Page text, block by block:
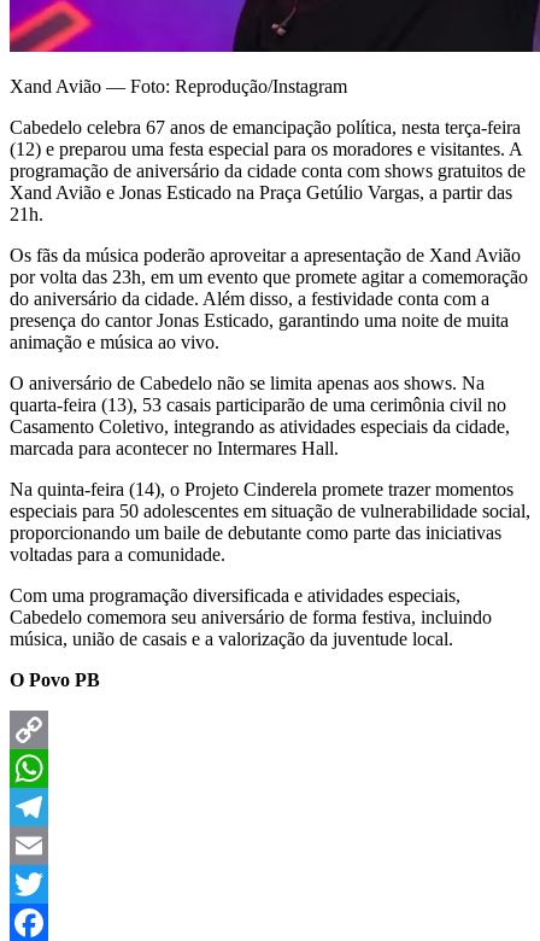
Xand Avião — Foto: Reprodução/Instagram
Cabedelo celebra 67 anos de emancipação política, nesta terça-feira
(12) e preparou uma festa especial para os moradores e visitantes. A
programação de aniversário da cidade conta com shows gratuitos de
Xand Avião e Jonas Esticado na Praça Getúlio Vargas, a partir das
21h.
Os fãs da música poderão aproveitar a apresentação de Xand Avião
por volta das 23h, em um evento que promete agitar a comemoração
do aniversário da cidade. Além disso, a festividade conta com a
presença do cantor Jonas Esticado, garantindo uma noite de muita
animação e música ao vivo.
O aniversário de Cabedelo não se limita apenas aos shows. Na
quarta-feira (13), 53 casais participarão de uma cerimônia civil no
Casamento Coletivo, integrando as atividades especiais da cidade,
marcada para acontecer no Intermares Hall.
Na quinta-feira (14), o Projeto Cinderela promete trazer momentos
especiais para 50 adolescentes em situação de vulnerabilidade social,
proporcionando um baile de debutante como parte das iniciativas
voltadas para a comunidade.
Com uma programação diversificada e atividades especiais,
Cabedelo comemora seu aniversário de forma festiva, incluindo
música, união de casais e a valorização da juventude local.
O Povo PB
Copy
Link
WhatsApp
Telegram
Email
Twitter